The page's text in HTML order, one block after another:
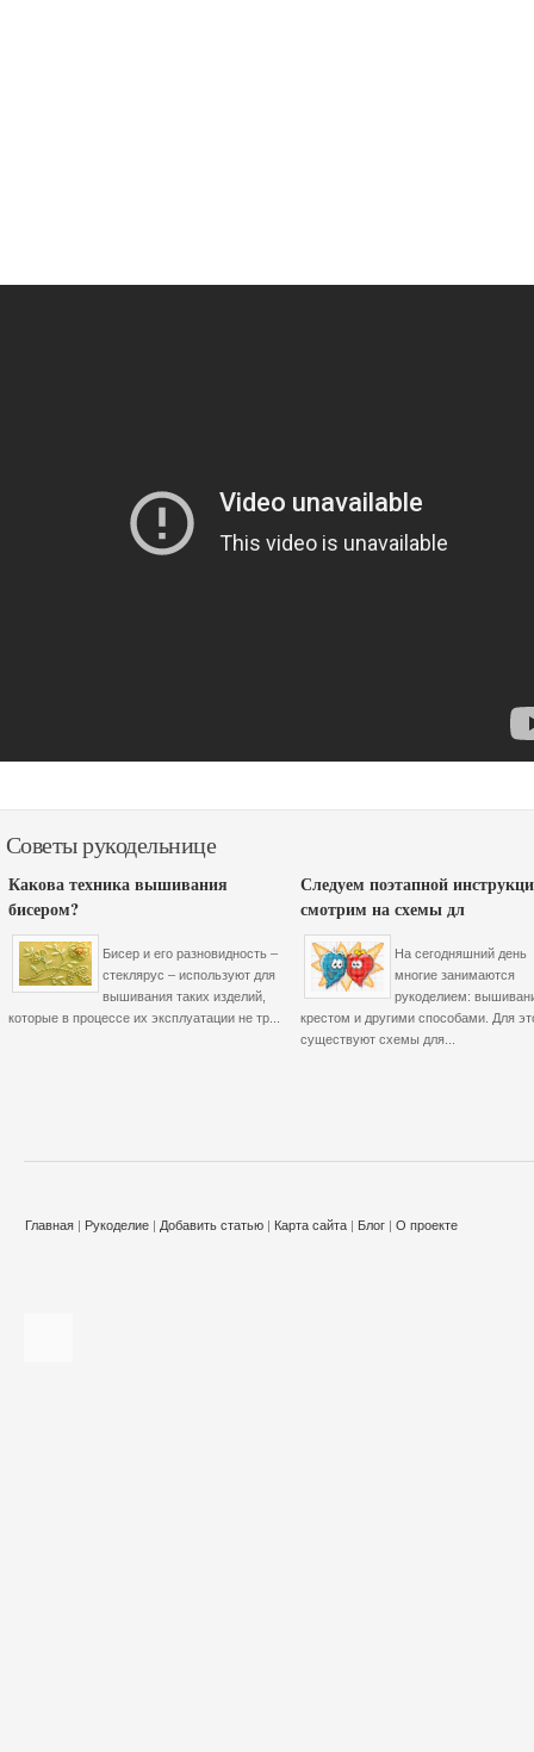
Советы рукодельнице
Какова техника вышивания
бисером?
Бисер и его разновидность –
стеклярус – используют для
вышивания таких изделий,
которые в процессе их эксплуатации не тр...
Следуем поэтапной
смотрим на схемы дл
На сегодняшний день
многие занимаются
рукоделием:
крестом и другими способами. Для
существуют схемы для...
Главная | Рукоделие | Добавить статью | Карта сайта | Блог | О проекте